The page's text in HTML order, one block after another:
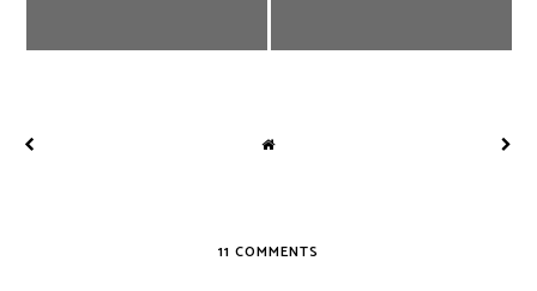
11 COMMENTS